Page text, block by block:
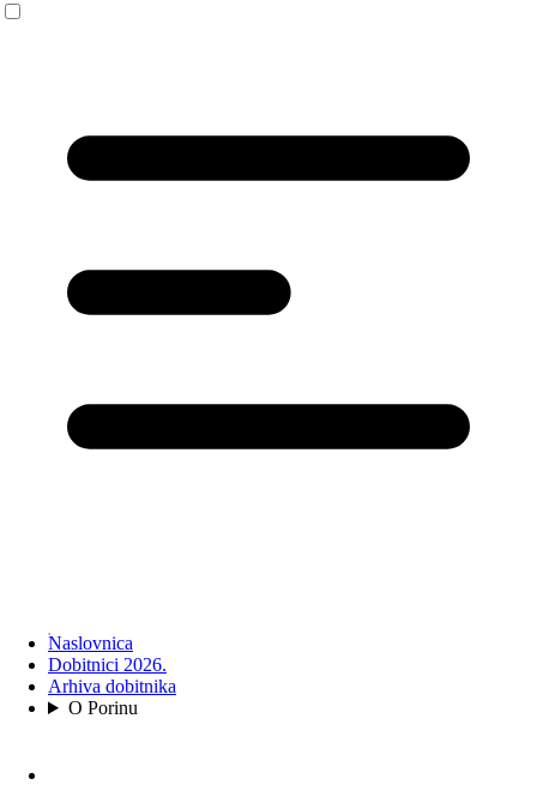
Naslovnica
Dobitnici 2026.
Arhiva dobitnika
O Porinu